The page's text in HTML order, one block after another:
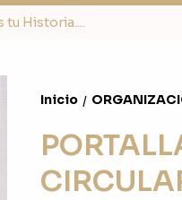
tu Historia....
Inicio /